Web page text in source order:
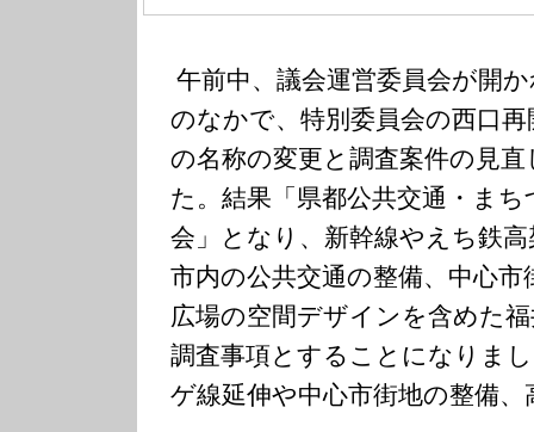
午前中、議会運営委員会が開
のなかで、特別委員会の西口
の名称の変更と調査案件の見
た。結果「県都公共交通・ま
会」となり、新幹線やえち鉄
市内の公共交通の整備、中心市
広場の空間デザインを含めた
調査事項とすることになりま
ゲ線延伸や中心市街地の整備